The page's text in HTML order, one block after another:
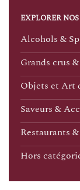
EXPLORER
Alcohols &
Grands crus
Objets et Art
Saveurs &
Restaurants
Hors